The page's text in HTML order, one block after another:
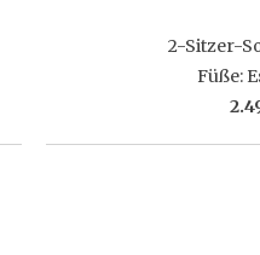
2-Sitzer-
Füße: